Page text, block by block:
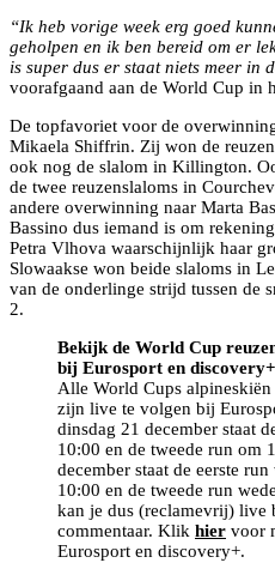
“Ik heb vorige week erg goed
geholpen en ik ben bereid om er
is super dus er staat niets meer in
voorafgaand aan de World Cup in
De topfavoriet voor de
Mikaela Shiffrin. Zij won de
ook nog de slalom in Killington.
de twee reuzenslaloms in
andere overwinning naar Marta
Bassino dus iemand is om
Petra Vlhova waarschijnlijk haar
Slowaakse won beide slaloms in
van de onderlinge strijd tussen de
2.
Bekijk de World Cup
bij Eurosport en discovery+
Alle World Cups
zijn live te volgen bij
dinsdag 21 december staat
10:00 en de tweede run om
december staat de eerste
10:00 en de tweede run
kan je dus (reclamevrij) live
commentaar. Klik hier voor
Eurosport en discovery+.